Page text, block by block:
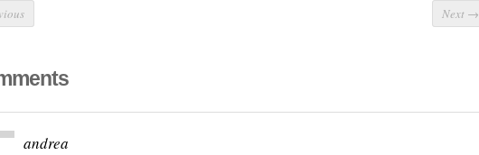
Next →
andrea